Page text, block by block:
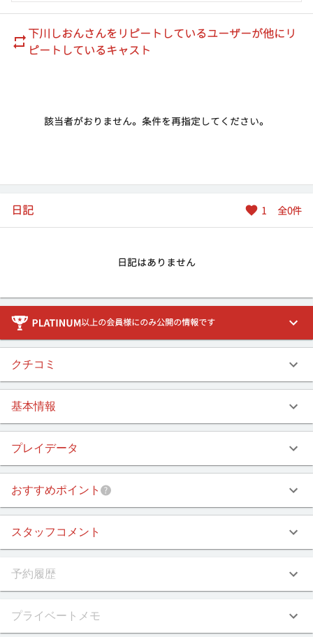
17:10
17:30
19:10
下川しおんさんをリピートしているユーザーが他にリ
ピートしているキャスト
該当者がおりません。条件を再指定してください。
日記 1 全0件
日記はありません
以上の会員様にのみ公開の情報です
クチコミ
基本情報
プレイデータ
おすすめポイント
スタッフコメント
予約履歴
プライベートメモ